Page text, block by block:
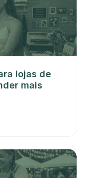
lojas de
mais